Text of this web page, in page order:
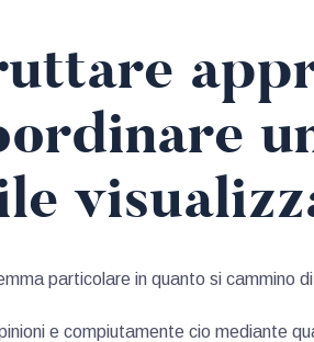
particolare in quanto si cammino
e compiutamente cio mediante